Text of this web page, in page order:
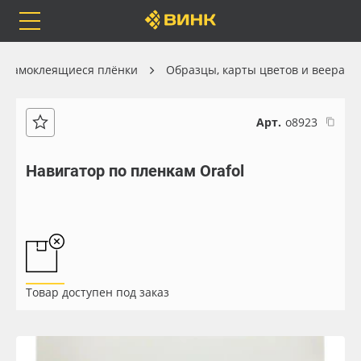
Бренды
Доставка
Самоклеящиеся плёнки
Листовые материалы
Самоклеящиеся плёнки Образцы, карты цветов и веера
Арт. о8923
Навигатор по пленкам Orafol
Товар доступен под заказ